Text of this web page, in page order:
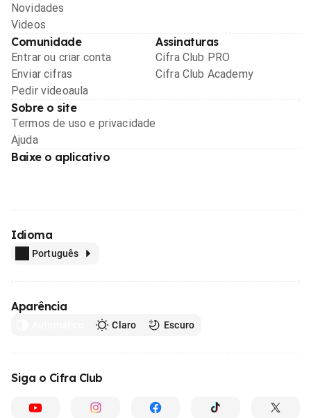
Novidades
Videos
Comunidade
Entrar ou criar conta
Enviar cifras
Pedir videoaula
Assinaturas
Cifra Club PRO
Cifra Club Academy
Sobre o site
Termos de uso e privacidade
Ajuda
Baixe o aplicativo
Idioma
Português
Aparência
Claro Escuro
Siga o Cifra Club